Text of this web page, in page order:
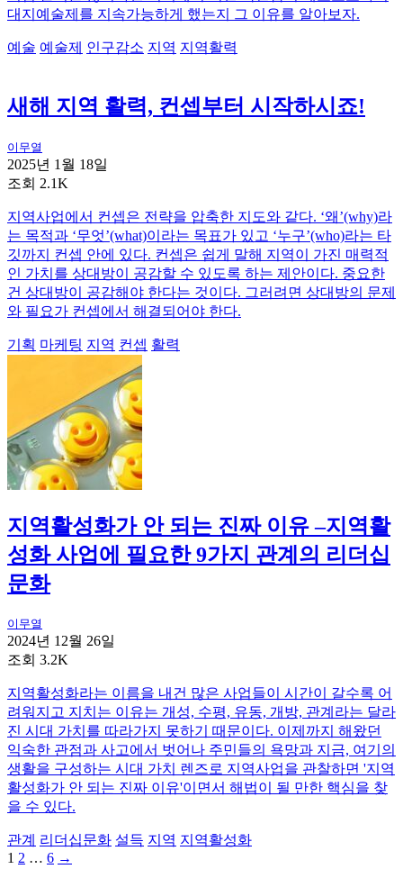
대지예술제를 지속가능하게 했는지 그 이유를 알아보자.
예술 예술제 인구감소 지역 지역활력
새해 지역 활력, 컨셉부터 시작하시죠!
이무열
2025년 1월 18일
조회 2.1K
지역사업에서 컨셉은 전략을 압축한 지도와 같다. ‘왜’(why)라
는 목적과 ‘무엇’(what)이라는 목표가 있고 ‘누구’(who)라는 타
깃까지 컨셉 안에 있다. 컨셉은 쉽게 말해 지역이 가진 매력적
인 가치를 상대방이 공감할 수 있도록 하는 제안이다. 중요한
건 상대방이 공감해야 한다는 것이다. 그러려면 상대방의 문제
와 필요가 컨셉에서 해결되어야 한다.
기획 마케팅 지역 컨셉 활력
지역활성화가 안 되는 진짜 이유 –지역활
성화 사업에 필요한 9가지 관계의 리더십
문화
이무열
2024년 12월 26일
조회 3.2K
지역활성화라는 이름을 내건 많은 사업들이 시간이 갈수록 어
려워지고 지치는 이유는 개성, 수평, 유동, 개방, 관계라는 달라
진 시대 가치를 따라가지 못하기 때문이다. 이제까지 해왔던
익숙한 관점과 사고에서 벗어나 주민들의 욕망과 지금, 여기의
생활을 구성하는 시대 가치 렌즈로 지역사업을 관찰하면 '지역
활성화가 안 되는 진짜 이유'이면서 해법이 될 만한 핵심을 찾
을 수 있다.
관계 리더십문화 설득 지역 지역활성화
글
Page
1 Page
2 … Page
6 Next
→